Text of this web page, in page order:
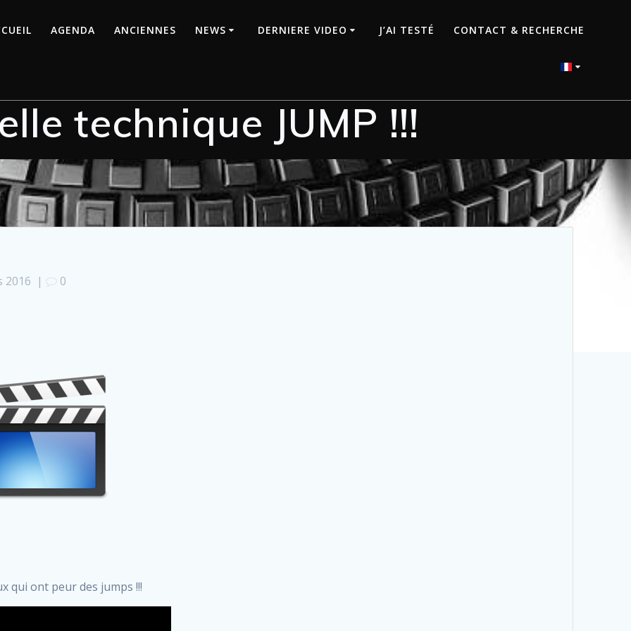
AGENDA ANCIENNES NEWS DERNIERE VIDEO J’AI TESTÉ CONTACT & RECHERCHE
technique JUMP !!!
2016 | 0
qui ont peur des jumps !!!